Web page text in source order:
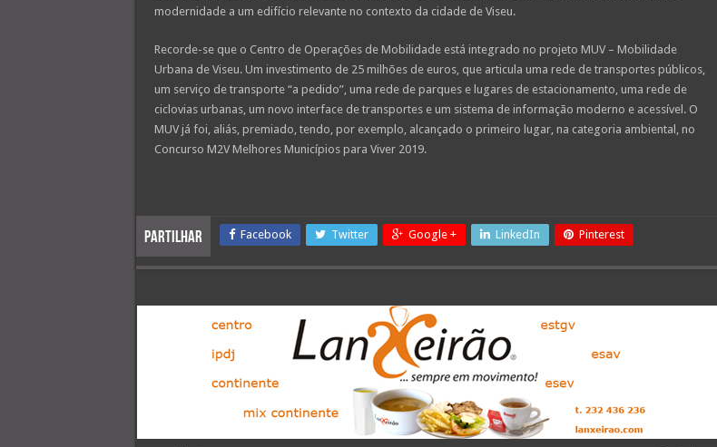
modernidade a um edifício relevante no contexto da cidade de Viseu.
Recorde-se que o Centro de Operações de Mobilidade está integrado no projeto MUV – Mobilidade
Urbana de Viseu. Um investimento de 25 milhões de euros, que articula uma rede de transportes públicos,
um serviço de transporte “a pedido”, uma rede de parques e lugares de estacionamento, uma rede de
ciclovias urbanas, um novo interface de transportes e um sistema de informação moderno e acessível. O
MUV já foi, aliás, premiado, tendo, por exemplo, alcançado o primeiro lugar, na categoria ambiental, no
Concurso M2V Melhores Municípios para Viver 2019.
Partilhar Facebook Twitter Google + LinkedIn Pinterest